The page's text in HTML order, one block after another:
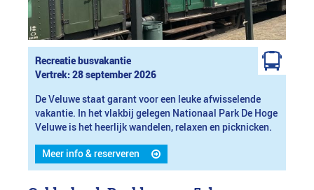
Recreatie busvakantie
Vertrek: 28 september 2026
De Veluwe staat garant voor een leuke afwisselende
vakantie. In het vlakbij gelegen Nationaal Park De Hoge
Veluwe is het heerlijk wandelen, relaxen en picknicken.
Meer info & reserveren